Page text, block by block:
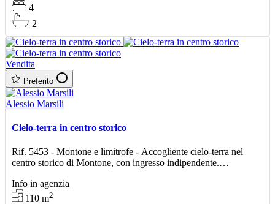
4
2
Vendita
Preferito
Alessio Marsili
Cielo-terra in centro storico
Rif. 5453 - Montone e limitrofe - Accogliente cielo-terra nel
centro storico di Montone, con ingresso indipendente.
Info in agenzia
110m2